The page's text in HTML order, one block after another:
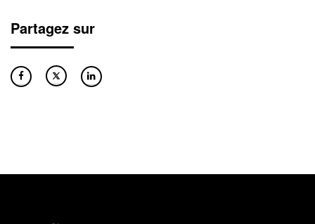
Partagez sur